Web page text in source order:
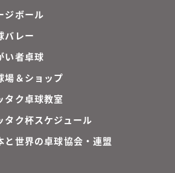
ジボール
バレー
い者卓球
場＆ショップ
タク卓球教室
タク杯スケジュール
と世界の卓球協会・連盟